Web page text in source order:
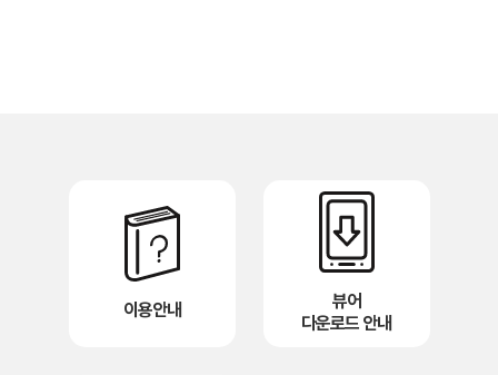
이용안내
뷰어
다운로드 안내